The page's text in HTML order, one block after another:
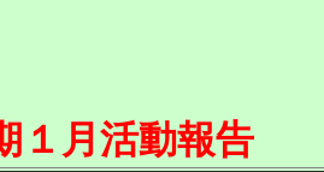
１月活動報告